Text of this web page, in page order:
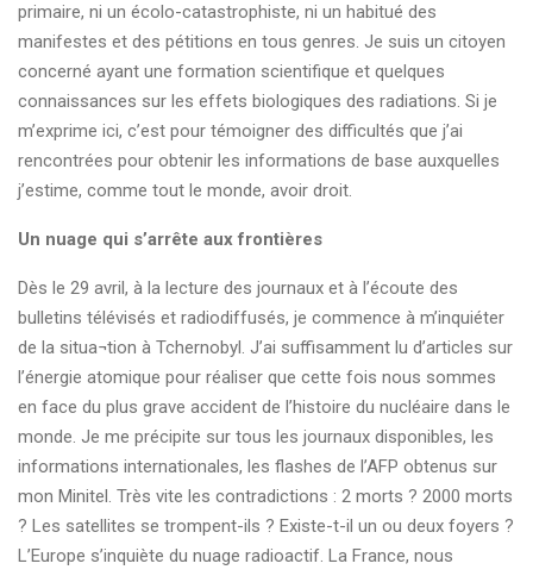
primaire, ni un écolo-catastrophiste, ni un habitué des
manifestes et des pétitions en tous genres. Je suis un citoyen
concerné ayant une formation scientifique et quelques
connaissances sur les effets biologiques des radiations. Si je
m’exprime ici, c’est pour témoigner des difficultés que j’ai
rencontrées pour obtenir les informations de base auxquelles
j’estime, comme tout le monde, avoir droit.
Un nuage qui s’arrête aux frontières
Dès le 29 avril, à la lecture des journaux et à l’écoute des
bulletins télévisés et radiodiffusés, je commence à m’inquiéter
de la situa¬tion à Tchernobyl. J’ai suffisamment lu d’articles sur
l’énergie atomique pour réaliser que cette fois nous sommes
en face du plus grave accident de l’histoire du nucléaire dans le
monde. Je me précipite sur tous les journaux disponibles, les
informations internationales, les flashes de l’AFP obtenus sur
mon Minitel. Très vite les contradictions : 2 morts ? 2000 morts
? Les satellites se trompent-ils ? Existe-t-il un ou deux foyers ?
L’Europe s’inquiète du nuage radioactif. La France, nous